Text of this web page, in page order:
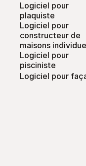
Logiciel pour
plaquiste
Logiciel pour
constructeur de
maisons
Logiciel pour
pisciniste
Logiciel pour